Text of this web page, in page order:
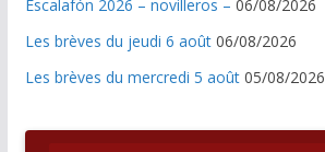
Escalafón 2026 – novilleros – 06/08/2026
Les brèves du jeudi 6 août 06/08/2026
Les brèves du mercredi 5 août 05/08/2026